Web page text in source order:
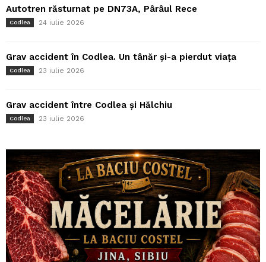
Autotren răsturnat pe DN73A, Pârâul Rece
Codlea 24 iulie 2026
Grav accident în Codlea. Un tânăr și-a pierdut viața
Codlea 23 iulie 2026
Grav accident între Codlea și Hălchiu
Codlea 23 iulie 2026